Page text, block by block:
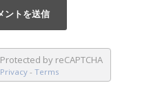
Protected by reCAPTCHA
Privacy - Terms